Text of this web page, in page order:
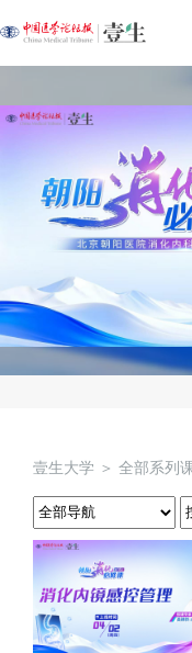
壹生大学 ＞ 全部系列